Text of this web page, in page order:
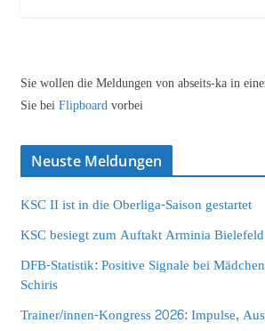
Sie wollen die Meldungen von abseits-ka in
Sie beiFlipboardvorbei
Neuste Meldungen
KSC II ist in die Oberliga-Saison gestartet
KSC besiegt zum Auftakt Arminia Bielefeld
DFB-Statistik: Positive Signale bei
Schiris
Trainer/innen-Kongress 2026: Impulse,